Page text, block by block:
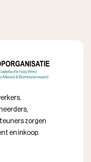
zorgen
en inkoop.